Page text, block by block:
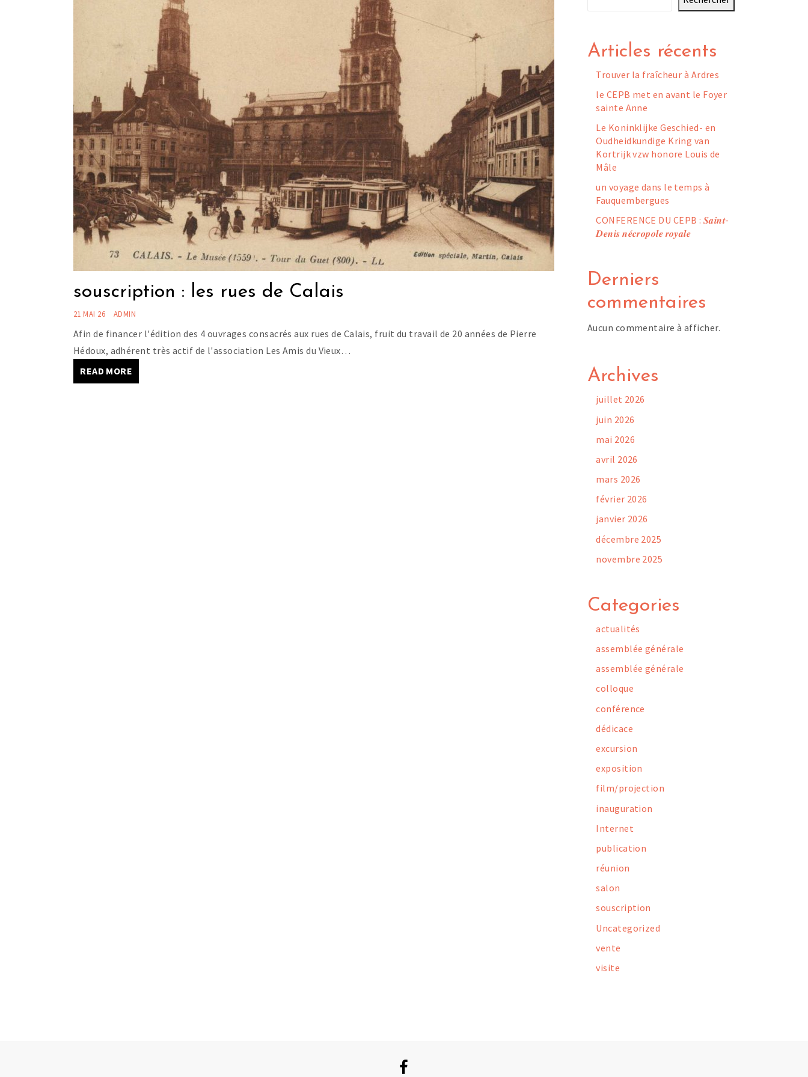
souscription : les rues de Calais
21 MAI 26 ADMIN
Afin de financer l'édition des 4 ouvrages consacrés aux rues de Calais, fruit du travail de 20 années de Pierre
Hédoux, adhérent très actif de l'association Les Amis du Vieux…
READ MORE
Articles récents
Trouver la fraîcheur à Ardres
le CEPB met en avant le Foyer
sainte Anne
Le Koninklijke Geschied- en
Oudheidkundige Kring van
Kortrijk vzw honore Louis de
Mâle
un voyage dans le temps à
Fauquembergues
CONFERENCE DU CEPB : 𝑺𝒂𝒊𝒏𝒕-
𝑫𝒆𝒏𝒊𝒔 𝒏𝒆́𝒄𝒓𝒐𝒑𝒐𝒍𝒆 𝒓𝒐𝒚𝒂𝒍𝒆
Derniers
commentaires
Aucun commentaire à afficher.
Archives
juillet 2026
juin 2026
mai 2026
avril 2026
mars 2026
février 2026
janvier 2026
décembre 2025
novembre 2025
Categories
actualités
assemblée générale
assemblée générale
colloque
conférence
dédicace
excursion
exposition
film/projection
inauguration
Internet
publication
réunion
salon
souscription
Uncategorized
vente
visite